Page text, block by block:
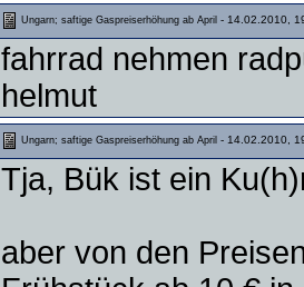
Ungarn; saftige Gaspreiserhöhung ab April - 14.02.2010,
fahrrad nehmen
helmut
Ungarn; saftige Gaspreiserhöhung ab April - 14.02.2010,
Tja, Bük ist ein
aber von den